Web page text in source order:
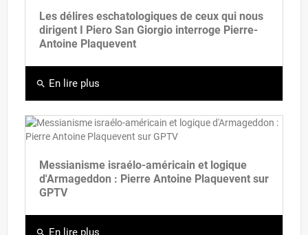
Les délires eschatologiques de ceux qui nous
dirigent I Piero San Giorgio interroge Pierre-
Antoine Plaquevent
search En lire plus
Messianisme israélo-américain et logique
d'Armageddon : Pierre Antoine Plaquevent sur
GPTV
search En lire plus